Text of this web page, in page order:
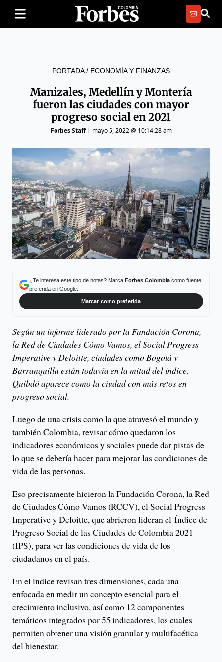
PORTADA/ ECONOMÍA Y FINANZAS
Manizales, Medellín y Montería
fueron las ciudades con mayor
progreso social en 2021
Forbes Staff| mayo 5, 2022 @ 10:14:28 am
¿Te interesa este tipo de notas? Marca Forbes Colombiacomo fuente
preferida en Google.
Marcar como preferida
Según un informe liderado por la Fundación Corona,
la Red de Ciudades Cómo Vamos, el Social Progress
Imperative y Deloitte, ciudades como Bogotá y
Barranquilla están todavía en la mitad del índice.
Quibdó aparece como la ciudad con más retos en
progreso social.
Luego de una crisis como la que atravesó el mundo y
también Colombia, revisar cómo quedaron los
indicadores económicos y sociales puede dar pistas de
lo que se debería hacer para mejorar las condiciones de
vida de las personas.
Eso precisamente hicieron la Fundación Corona, la Red
de Ciudades Cómo Vamos (RCCV), el Social Progress
Imperative y Deloitte, que abrieron lideran el Índice de
Progreso Social de las Ciudades de Colombia 2021
(IPS), para ver las condiciones de vida de los
ciudadanos en el país.
En el índice revisan tres dimensiones, cada una
enfocada en medir un concepto esencial para el
crecimiento inclusivo, así como 12 componentes
temáticos integrados por 55 indicadores, los cuales
permiten obtener una visión granular y multifacética
del bienestar.